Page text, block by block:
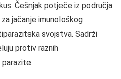
Češnjak potječe iz područja
jačanje imunološkog
svojstva. Sadrži
protiv raznih
parazite.